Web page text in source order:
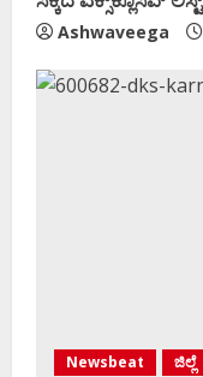
Ashwaveega
Newsbeat ಜಿಲ್ಲೆ